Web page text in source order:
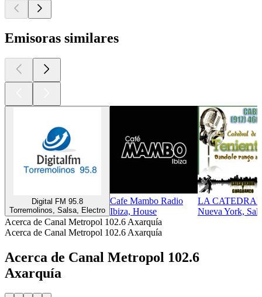
Emisoras similares
Digital FM 95.8
Torremolinos, Salsa, Electro
Cafe Mambo Radio
Ibiza, House
LA
Nueva York,
Acerca de Canal Metropol 102.6 Axarquía
Acerca de Canal Metropol 102.6 Axarquía
Acerca de Canal Metropol 102.6
Axarquía